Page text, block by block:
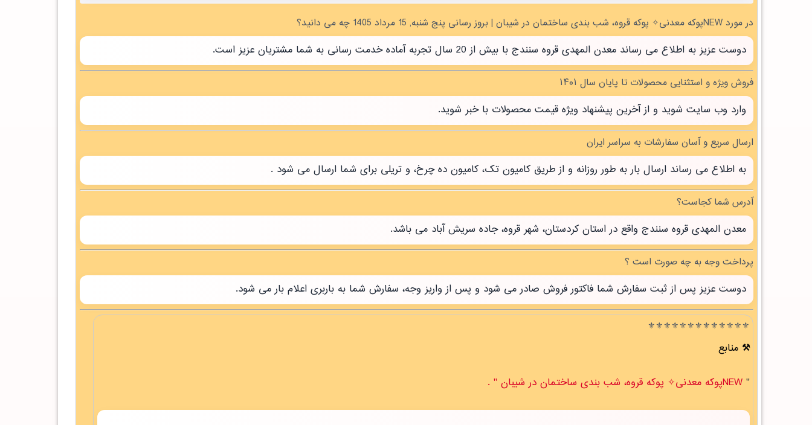
در مورد NEWپوکه معدنی✧ پوکه قروه، شب بندی ساختمان در شيبان | بروز رسانی پنج شنبه, 15 مرداد 1405 چه می دانید؟
دوست عزیز به اطلاع می رساند معدن المهدی قروه سنندج با بیش از 20 سال تجربه آماده خدمت رسانی به شما مشتریان عزیز است.
فروش ویژه و استثنایی محصولات تا پایان سال ۱۴۰۱
وارد وب سایت شوید و از آخرین پیشنهاد ویژه قیمت محصولات با خبر شوید.
ارسال سریع و آسان سفارشات به سراسر ایران
به اطلاع می رساند ارسال بار به طور روزانه و از طریق کامیون تک، کامیون ده چرخ، و تریلی برای شما ارسال می شود .
آدرس شما کجاست؟
معدن المهدی قروه سنندج واقع در استان کردستان، شهر قروه، جاده سریش آباد می باشد.
پرداخت وجه به چه صورت است ؟
دوست عزیز پس از ثبت سفارش شما فاکتور فروش صادر می شود و پس از واریز وجه، سفارش شما به باربری اعلام بار می شود.
⚜️⚜️⚜️⚜️⚜️⚜️⚜️⚜️⚜️⚜️⚜️⚜️⚜️
منابع
" NEWپوکه معدنی✧ پوکه قروه، شب بندی ساختمان در شيبان " .